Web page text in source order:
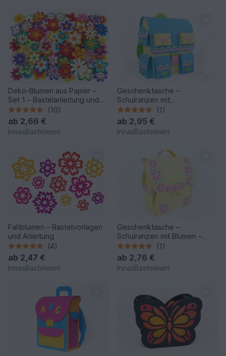
Deko-Blumen aus Papier –
Set 1 – Bastelanleitung und
Vorlagen
(10)
ab 2,66 €
InnasBasteleien
Geschenktasche –
Schulranzen mit
Außentaschen –
Bastelvorlagen u. Anleitung
(1)
ab 2,95 €
InnasBasteleien
Faltblumen – Bastelvorlagen
und Anleitung
(4)
ab 2,47 €
InnasBasteleien
Geschenktasche –
Schulranzen mit Blumen –
Bastelanleitung und Vorlagen
(1)
ab 2,76 €
InnasBasteleien